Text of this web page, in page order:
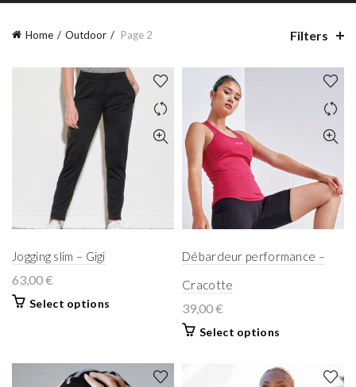
Home Outdoor Page 2 Filters
Jogging slim – Gigi
63,00€
Select options
Débardeur performance –
Cracotte
39,00€
Select options